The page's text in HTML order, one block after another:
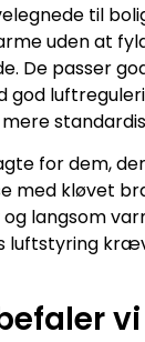
til
uden at
De passer
for dem,
med kløvet
langsom
luftstyring